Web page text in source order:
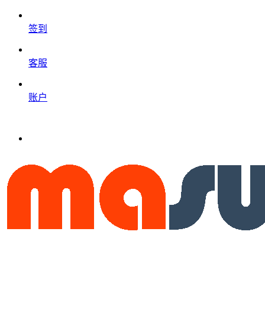
签到
客服
账户